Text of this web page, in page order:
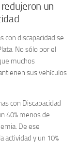
un
con discapacidad se
No sólo por el
muchos
sus vehículos
con Discapacidad
40% menos de
De ese
actividad y un 10%